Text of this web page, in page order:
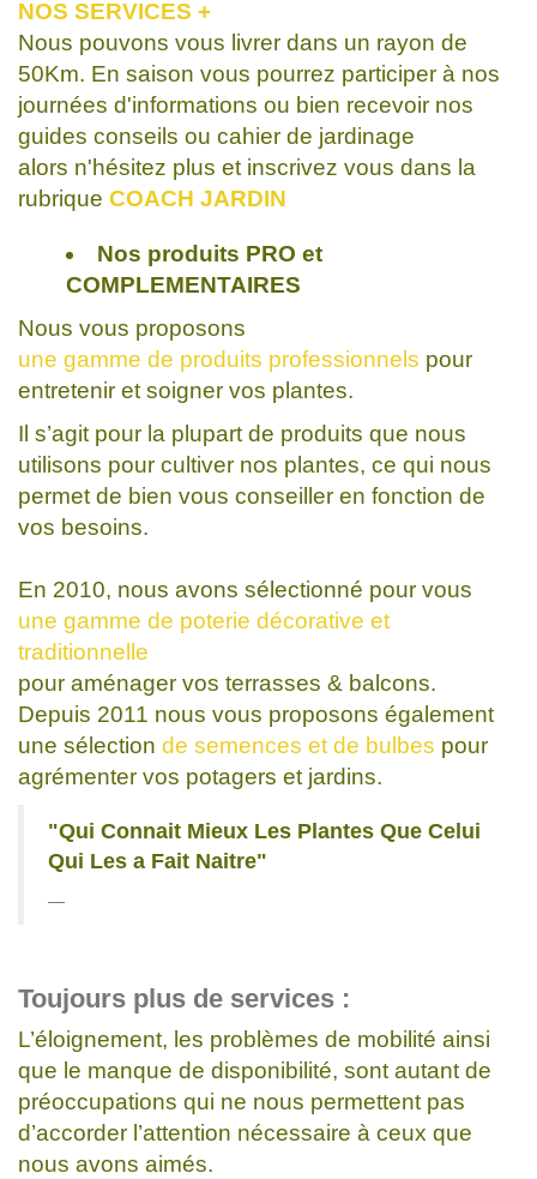
NOS SERVICES +
Nous pouvons vous livrer dans un rayon de
50Km. En saison vous pourrez participer à nos
journées d'informations ou bien recevoir nos
guides conseils ou cahier de jardinage
alors n'hésitez plus et inscrivez vous dans la
rubrique COACH JARDIN
Nos produits PRO et
COMPLEMENTAIRES
Nous vous proposons
une gamme de produits professionnels pour
entretenir et soigner vos plantes.
Il s’agit pour la plupart de produits que nous
utilisons pour cultiver nos plantes, ce qui nous
permet de bien vous conseiller en fonction de
vos besoins.
En 2010, nous avons sélectionné pour vous
une gamme de poterie décorative et
traditionnelle
pour aménager vos terrasses & balcons.
Depuis 2011 nous vous proposons également
une sélection de semences et de bulbes pour
agrémenter vos potagers et jardins.
"Qui Connait Mieux Les Plantes Que Celui
Qui Les a Fait Naitre"
Toujours plus de services :
L’éloignement, les problèmes de mobilité ainsi
que le manque de disponibilité, sont autant de
préoccupations qui ne nous permettent pas
d’accorder l’attention nécessaire à ceux que
nous avons aimés.